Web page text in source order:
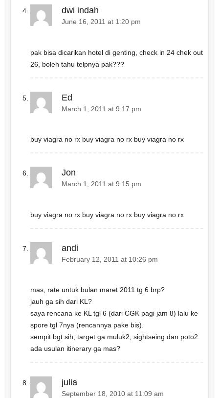
dwi indah
June 16, 2011 at 1:20 pm
pak bisa dicarikan hotel di genting, check in 24 chek out
26, boleh tahu telpnya pak???
Ed
March 1, 2011 at 9:17 pm
buy viagra no rx buy viagra no rx buy viagra no rx
Jon
March 1, 2011 at 9:15 pm
buy viagra no rx buy viagra no rx buy viagra no rx
andi
February 12, 2011 at 10:26 pm
mas, rate untuk bulan maret 2011 tg 6 brp?
jauh ga sih dari KL?
saya rencana ke KL tgl 6 (dari CGK pagi jam 8) lalu ke
spore tgl 7nya (rencannya pake bis).
sempit bgt sih, target ga muluk2, sightseing dan poto2.
ada usulan itinerary ga mas?
julia
September 18, 2010 at 11:09 am